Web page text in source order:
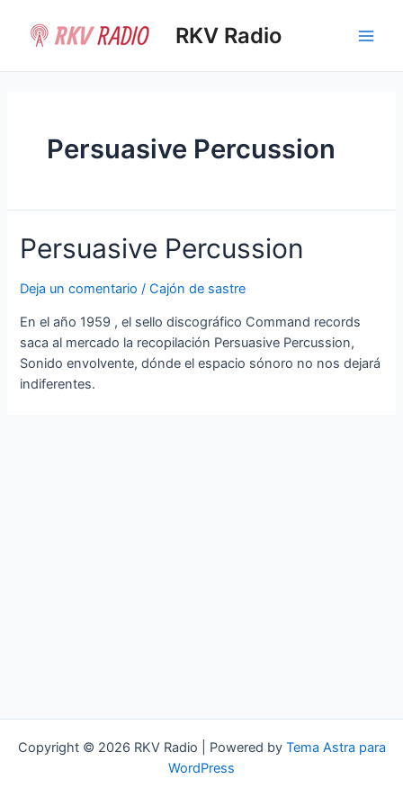
contenido
RKV Radio
Persuasive Percussion
Persuasive Percussion
Deja un comentario /Cajón de sastre
En el año 1959 , el sello discográfico Command records
saca al mercado la recopilación Persuasive Percussion,
Sonido envolvente, dónde el espacio sónoro no nos dejará
indiferentes.
Copyright © 2026 RKV Radio | Powered by Tema Astra para
WordPress